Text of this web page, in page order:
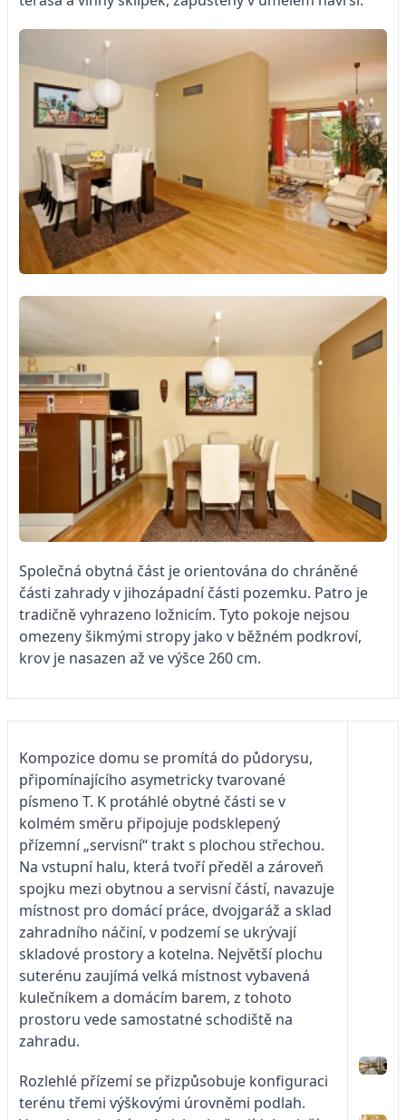
Společná obytná část je orientována do chráněné
části zahrady v jihozápadní části pozemku. Patro je
tradičně vyhrazeno ložnicím. Tyto pokoje nejsou
omezeny šikmými stropy jako v běžném podkroví,
krov je nasazen až ve výšce 260 cm.
Kompozice domu se promítá do půdorysu,
připomínajícího asymetricky tvarované
písmeno T. K protáhlé obytné části se v
kolmém směru připojuje podsklepený
přízemní „servisní“ trakt s plochou střechou.
Na vstupní halu, která tvoří předěl a zároveň
spojku mezi obytnou a servisní částí, navazuje
místnost pro domácí práce, dvojgaráž a sklad
zahradního náčiní, v podzemí se ukrývají
skladové prostory a kotelna. Největší plochu
suterénu zaujímá velká místnost vybavená
kulečníkem a domácím barem, z tohoto
prostoru vede samostatné schodiště na
zahradu.
Rozlehlé přízemí se přizpůsobuje konfiguraci
terénu třemi výškovými úrovněmi podlah.